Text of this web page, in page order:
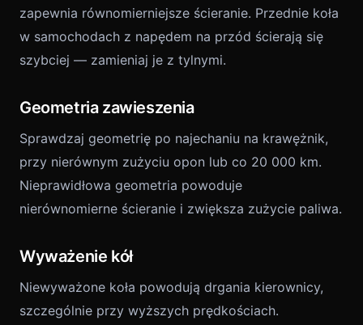
zapewnia równomierniejsze ścieranie. Przednie koła
w samochodach z napędem na przód ścierają się
szybciej — zamieniaj je z tylnymi.
Geometria zawieszenia
Sprawdzaj geometrię po najechaniu na krawężnik,
przy nierównym zużyciu opon lub co 20 000 km.
Nieprawidłowa geometria powoduje
nierównomierne ścieranie i zwiększa zużycie paliwa.
Wyważenie kół
Niewyważone koła powodują drgania kierownicy,
szczególnie przy wyższych prędkościach.